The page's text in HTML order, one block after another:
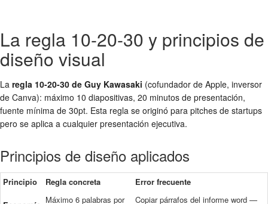
La regla 10-20-30 y principios de
diseño visual
La regla 10-20-30 de Guy Kawasaki (cofundador de Apple, inversor
de Canva): máximo 10 diapositivas, 20 minutos de presentación,
fuente mínima de 30pt. Esta regla se originó para pitches de startups
pero se aplica a cualquier presentación ejecutiva.
Principios de diseño aplicados
Principio Regla concreta Error frecuente
Máximo 6 palabras por
Copiar párrafos del informe word —